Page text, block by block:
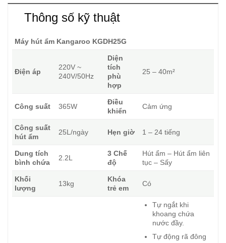
Thông số kỹ thuật
Máy hút ẩm Kangaroo KGDH25G
Điện áp
220V ~
240V/50Hz
Diện
tích
phù
hợp
25 – 40m²
Công suất 365W
Điều
khiển
Cảm ứng
Công suất
hút ẩm
25L/ngày Hẹn giờ 1 – 24 tiếng
Dung tích
bình chứa
2.2L
3 Chế
độ
Hút ẩm – Hút ẩm liên
tục – Sấy
Khối
lượng
13kg
Khóa
trẻ em
Có
Tự ngắt khi
khoang chứa
nước đầy.
Tự động rã đông